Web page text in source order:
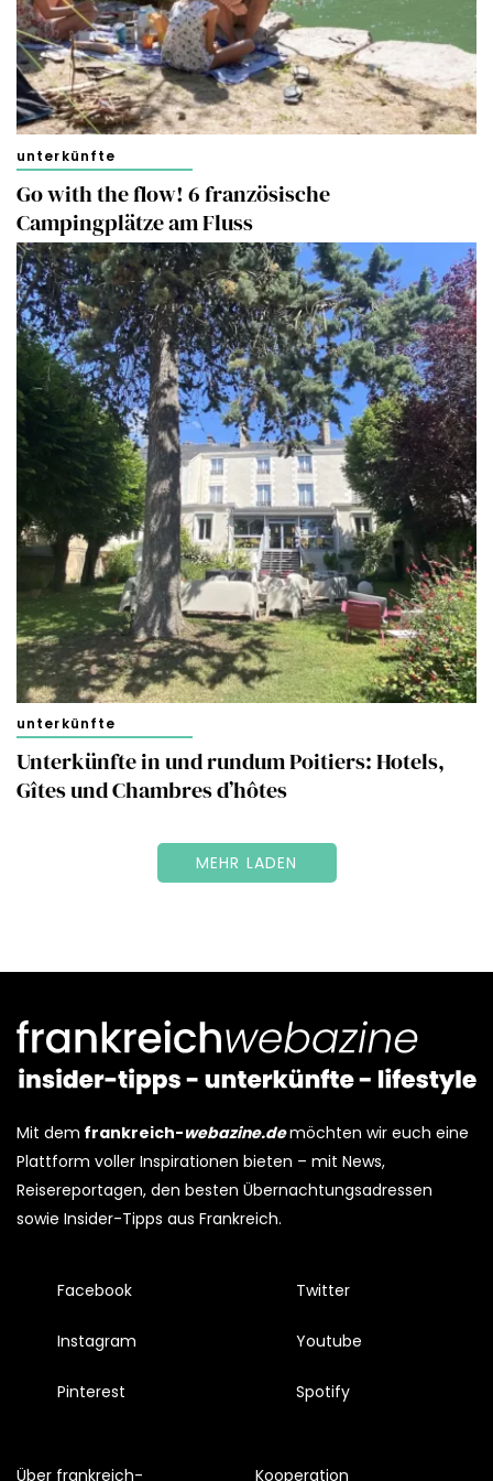
unterkünfte
Go with the flow! 6 französische
Campingplätze am Fluss
unterkünfte
Unterkünfte in und rundum Poitiers: Hotels,
Gîtes und Chambres d’hôtes
MEHR LADEN
Mit dem frankreich-webazine.demöchten wir euch eine
Plattform voller Inspirationen bieten – mit News,
Reisereportagen, den besten Übernachtungsadressen
sowie Insider-Tipps aus Frankreich.
Facebook
Instagram
Pinterest
Twitter
Youtube
Spotify
Über frankreich- Kooperation